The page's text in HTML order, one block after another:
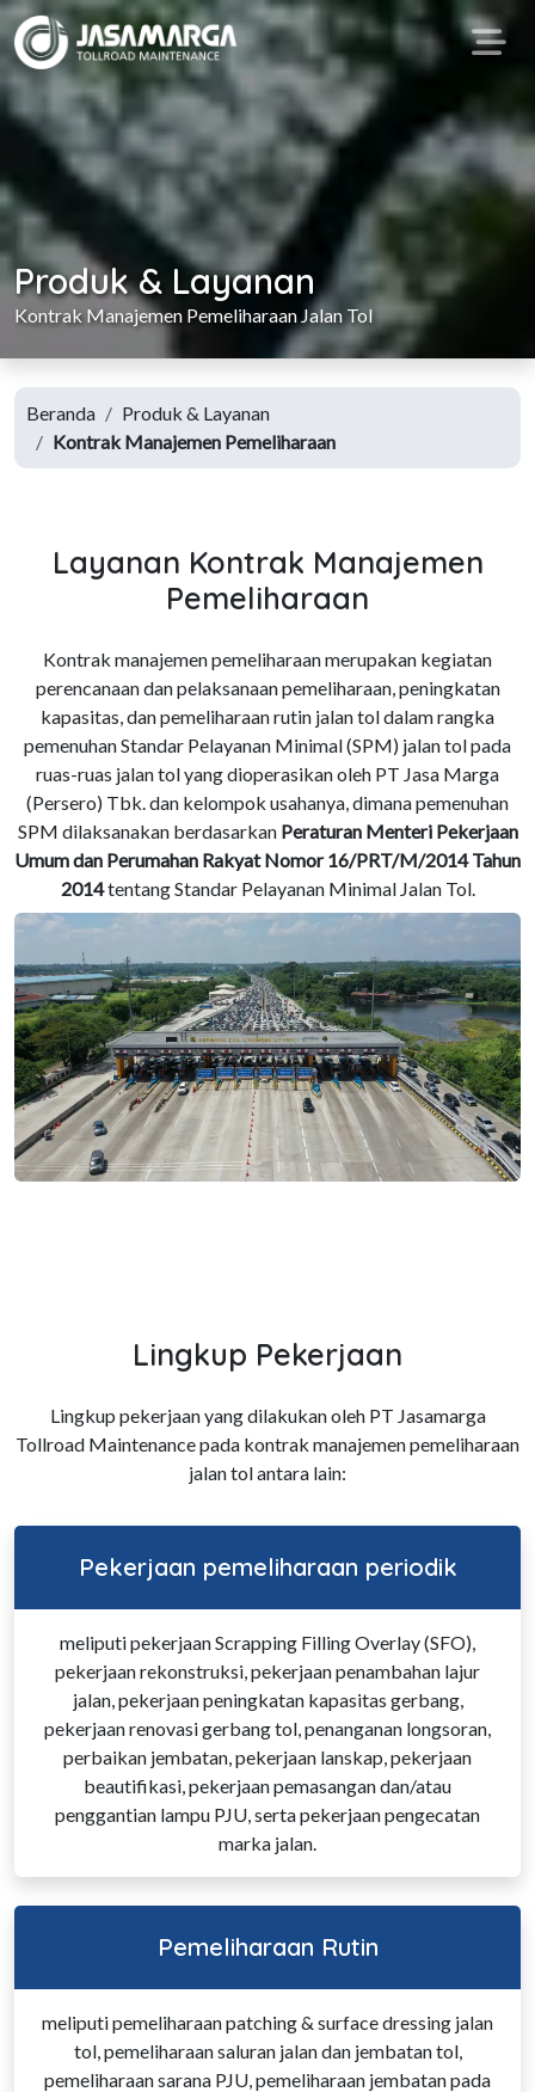
Produk & Layanan
Kontrak Manajemen Pemeliharaan Jalan Tol
Beranda
Produk & Layanan
Kontrak Manajemen Pemeliharaan
Layanan Kontrak Manajemen
Pemeliharaan
Kontrak manajemen pemeliharaan merupakan kegiatan
perencanaan dan pelaksanaan pemeliharaan, peningkatan
kapasitas, dan pemeliharaan rutin jalan tol dalam rangka
pemenuhan Standar Pelayanan Minimal (SPM) jalan tol pada
ruas-ruas jalan tol yang dioperasikan oleh PT Jasa Marga
(Persero) Tbk. dan kelompok usahanya, dimana pemenuhan
SPM dilaksanakan berdasarkan Peraturan Menteri Pekerjaan
Umum dan Perumahan Rakyat Nomor 16/PRT/M/2014 Tahun
2014tentang Standar Pelayanan Minimal Jalan Tol.
Lingkup Pekerjaan
Lingkup pekerjaan yang dilakukan oleh PT Jasamarga
Tollroad Maintenance pada kontrak manajemen pemeliharaan
jalan tol antara lain:
Pekerjaan pemeliharaan periodik
meliputi pekerjaan Scrapping Filling Overlay (SFO),
pekerjaan rekonstruksi, pekerjaan penambahan lajur
jalan, pekerjaan peningkatan kapasitas gerbang,
pekerjaan renovasi gerbang tol, penanganan longsoran,
perbaikan jembatan, pekerjaan lanskap, pekerjaan
beautifikasi, pekerjaan pemasangan dan/atau
penggantian lampu PJU, serta pekerjaan pengecatan
marka jalan.
Pemeliharaan Rutin
meliputi pemeliharaan patching & surface dressing jalan
tol, pemeliharaan saluran jalan dan jembatan tol,
pemeliharaan sarana PJU, pemeliharaan jembatan pada